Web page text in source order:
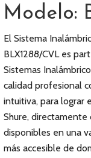
Modelo:
El Sistema
BLX1288/CVL es
Sistemas
calidad profesional
intuitiva, para lograr
Shure, directamente
disponibles en una
más accesible de